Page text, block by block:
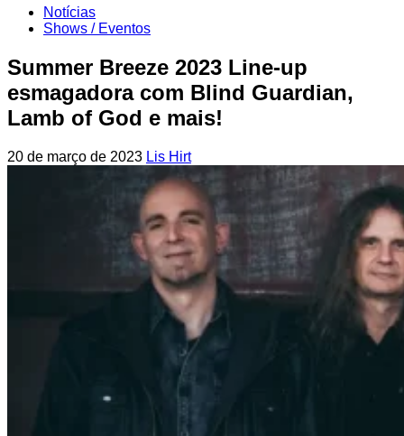
Notícias
Shows / Eventos
Summer Breeze 2023 Line-up
esmagadora com Blind Guardian,
Lamb of God e mais!
20 de março de 2023 Lis Hirt